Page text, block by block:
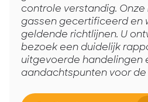
controle verstandig. Onze
gassen gecertificeerd en
geldende richtlijnen. U
bezoek een duidelijk
uitgevoerde handelingen
aandachtspunten voor